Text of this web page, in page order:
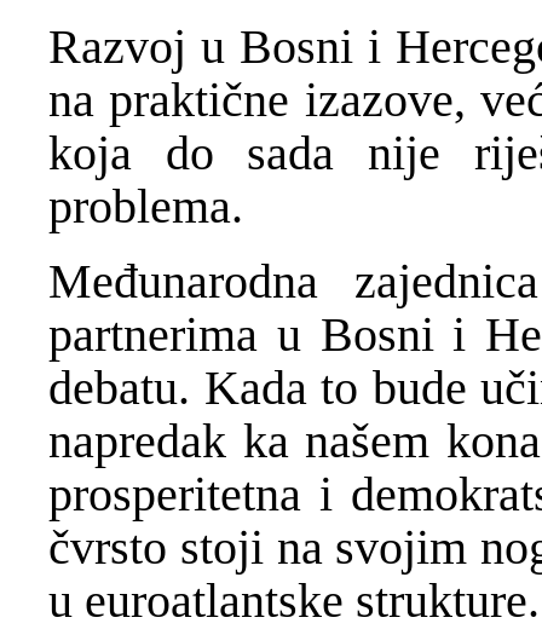
Razvoj u Bosni i
na praktične izazove,
koja do sada nije
problema.
Međunarodna
partnerima u Bosni i
debatu. Kada to bude
napredak ka našem
prosperitetna i
čvrsto stoji na svojim
u euroatlantske strukture.